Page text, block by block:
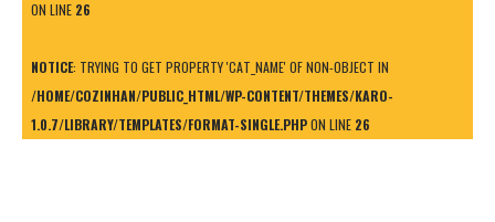
ON LINE 26
NOTICE: TRYING TO GET PROPERTY 'CAT_NAME' OF NON-OBJECT IN
/HOME/COZINHAN/PUBLIC_HTML/WP-CONTENT/THEMES/KARO-
1.0.7/LIBRARY/TEMPLATES/FORMAT-SINGLE.PHPON LINE 26